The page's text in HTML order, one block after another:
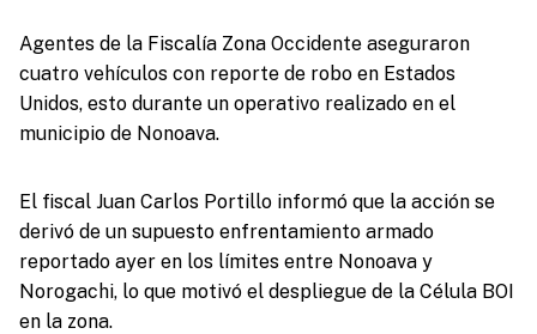
Agentes de la Fiscalía Zona Occidente aseguraron
cuatro vehículos con reporte de robo en Estados
Unidos, esto durante un operativo realizado en el
municipio de Nonoava.
El fiscal Juan Carlos Portillo informó que la acción se
derivó de un supuesto enfrentamiento armado
reportado ayer en los límites entre Nonoava y
Norogachi, lo que motivó el despliegue de la Célula BOI
en la zona.